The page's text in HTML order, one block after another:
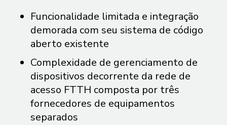
Funcionalidade limitada e integração
demorada com seu sistema de código
aberto existente
Complexidade de gerenciamento de
dispositivos decorrente da rede de
acesso FTTH composta por três
fornecedores de equipamentos
separados